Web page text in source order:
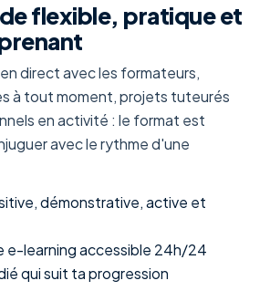
flexible, pratique et
direct avec les formateurs,
à tout moment, projets tuteurés
en activité : le format est
avec le rythme d'une
démonstrative, active et
e-learning accessible 24h/24
qui suit ta progression